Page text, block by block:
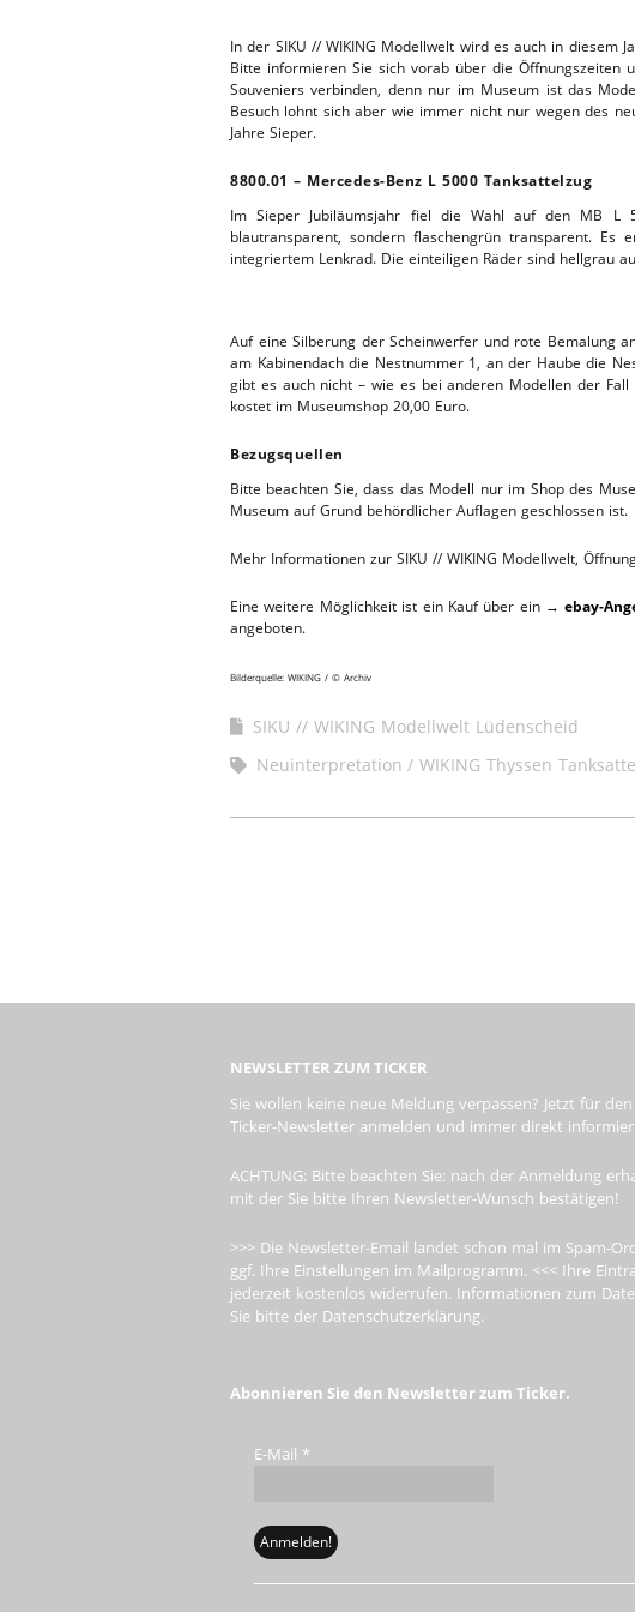
ERSATZTEIL-SERVICE
HEBEBÜHNE 2020
HEBEBÜHNE 2019
In der SIKU // WIKING Modellwelt wird es auch in diesem
Bitte informieren Sie sich vorab über die Öffnungszeiten
Souveniers verbinden, denn nur im Museum ist das
Besuch lohnt sich aber wie immer nicht nur wegen des
Jahre Sieper.
8800.01 – Mercedes-Benz L 5000 Tanksattelzug
Im Sieper Jubiläumsjahr fiel die Wahl auf den MB L
blautransparent, sondern flaschengrün transparent.
integriertem Lenkrad. Die einteiligen Räder sind hellgrau
Auf eine Silberung der Scheinwerfer und rote Bemalung
am Kabinendach die Nestnummer 1, an der Haube die
gibt es auch nicht – wie es bei anderen Modellen der
kostet im Museumshop 20,00 Euro.
Bezugsquellen
Bitte beachten Sie, dass das Modell nur im Shop des
Museum auf Grund behördlicher Auflagen geschlossen ist.
Mehr Informationen zur SIKU // WIKING Modellwelt,
Eine weitere Möglichkeit ist ein Kauf über ein →ebay-
angeboten.
Bilderquelle: WIKING / © Archiv
SIKU // WIKING Modellwelt Lüdenscheid
Neuinterpretation
WIKING Thyssen
NEWSLETTER ZUM TICKER
Sie wollen keine neue Meldung verpassen? Jetzt für
Ticker-Newsletter anmelden und immer direkt
ACHTUNG: Bitte beachten Sie: nach der Anmeldung
mit der Sie bitte Ihren Newsletter-Wunsch bestätigen!
>>> Die Newsletter-Email landet schon mal im Spam-
ggf. Ihre Einstellungen im Mailprogramm. <<< Ihre
jederzeit kostenlos widerrufen. Informationen zum
Sie bitte der Datenschutzerklärung.
Abonnieren Sie den Newsletter zum Ticker.
E-Mail *